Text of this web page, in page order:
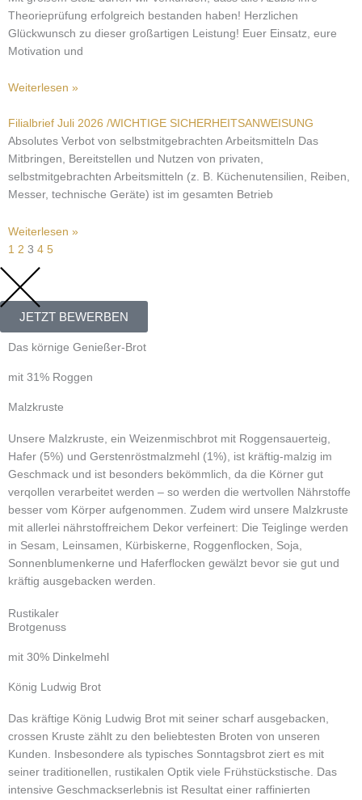
Theorieprüfung erfolgreich bestanden haben! Herzlichen
Glückwunsch zu dieser großartigen Leistung! Euer Einsatz, eure
Motivation und
Weiterlesen »
Filialbrief Juli 2026 /WICHTIGE SICHERHEITSANWEISUNG
Absolutes Verbot von selbstmitgebrachten Arbeitsmitteln Das
Mitbringen, Bereitstellen und Nutzen von privaten,
selbstmitgebrachten Arbeitsmitteln (z. B. Küchenutensilien, Reiben,
Messer, technische Geräte) ist im gesamten Betrieb
Weiterlesen »
1 2 3 4 5
JETZT BEWERBEN
Das körnige Genießer-Brot
mit 31% Roggen
Malzkruste
Unsere Malzkruste, ein Weizenmischbrot mit Roggensauerteig,
Hafer (5%) und Gerstenröstmalzmehl (1%), ist kräftig-malzig im
Geschmack und ist besonders bekömmlich, da die Körner gut
verqollen verarbeitet werden – so werden die wertvollen Nährstoffe
besser vom Körper aufgenommen. Zudem wird unsere Malzkruste
mit allerlei nährstoffreichem Dekor verfeinert: Die Teiglinge werden
in Sesam, Leinsamen, Kürbiskerne, Roggenflocken, Soja,
Sonnenblumenkerne und Haferflocken gewälzt bevor sie gut und
kräftig ausgebacken werden.
Rustikaler
Brotgenuss
mit 30% Dinkelmehl
König Ludwig Brot
Das kräftige König Ludwig Brot mit seiner scharf ausgebacken,
crossen Kruste zählt zu den beliebtesten Broten von unseren
Kunden. Insbesondere als typisches Sonntagsbrot ziert es mit
seiner traditionellen, rustikalen Optik viele Frühstückstische. Das
intensive Geschmackserlebnis ist Resultat einer raffinierten